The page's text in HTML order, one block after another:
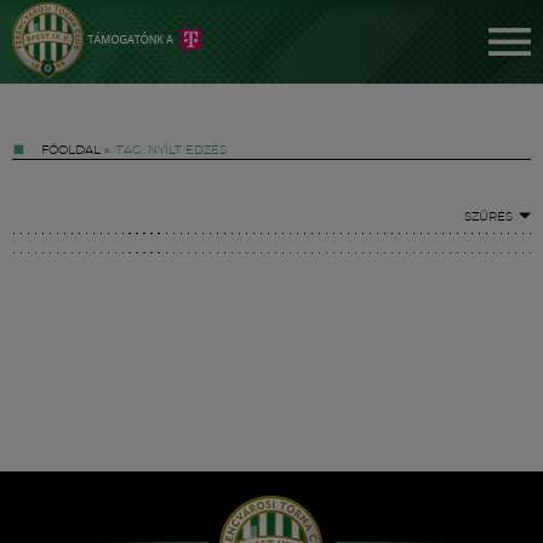
FŐOLDAL » TAG: NYÍLT EDZÉS
SZŰRÉS
Hírek